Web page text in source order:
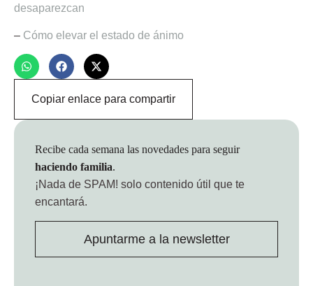
desaparezcan
– Cómo elevar el estado de ánimo
Copiar enlace para compartir
Recibe cada semana las novedades para seguir
haciendo familia.
¡Nada de SPAM! solo contenido útil que te
encantará.
Apuntarme a la newsletter